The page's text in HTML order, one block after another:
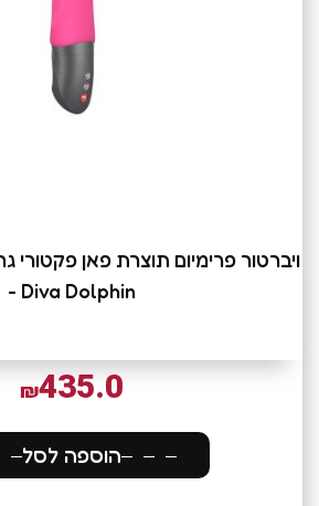
- Diva Dolphin
₪435.0
הוספה לסל